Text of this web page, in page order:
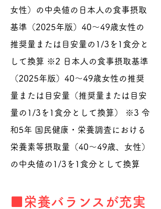
女性）の中央値の日本人の食事摂取
基準（2025年版）40〜49歳女性の
推奨量または目安量の1/3を1食分と
して換算 ※2 日本人の食事摂取基準
（2025年版）40〜49歳女性の推奨
量または目安量（推奨量または目安
量の1/3を1食分として換算） ※3 令
和5年 国民健康・栄養調査における
栄養素等摂取量（40〜49歳、女性）
の中央値の1/3を1食分として換算
■栄養バランスが充実